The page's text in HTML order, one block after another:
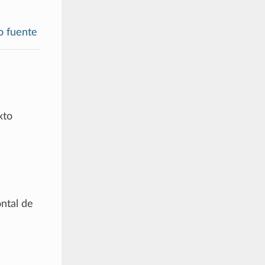
fuente
de